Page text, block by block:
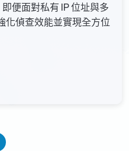
便面對私有 IP 位址與多
化偵查效能並實現全方位